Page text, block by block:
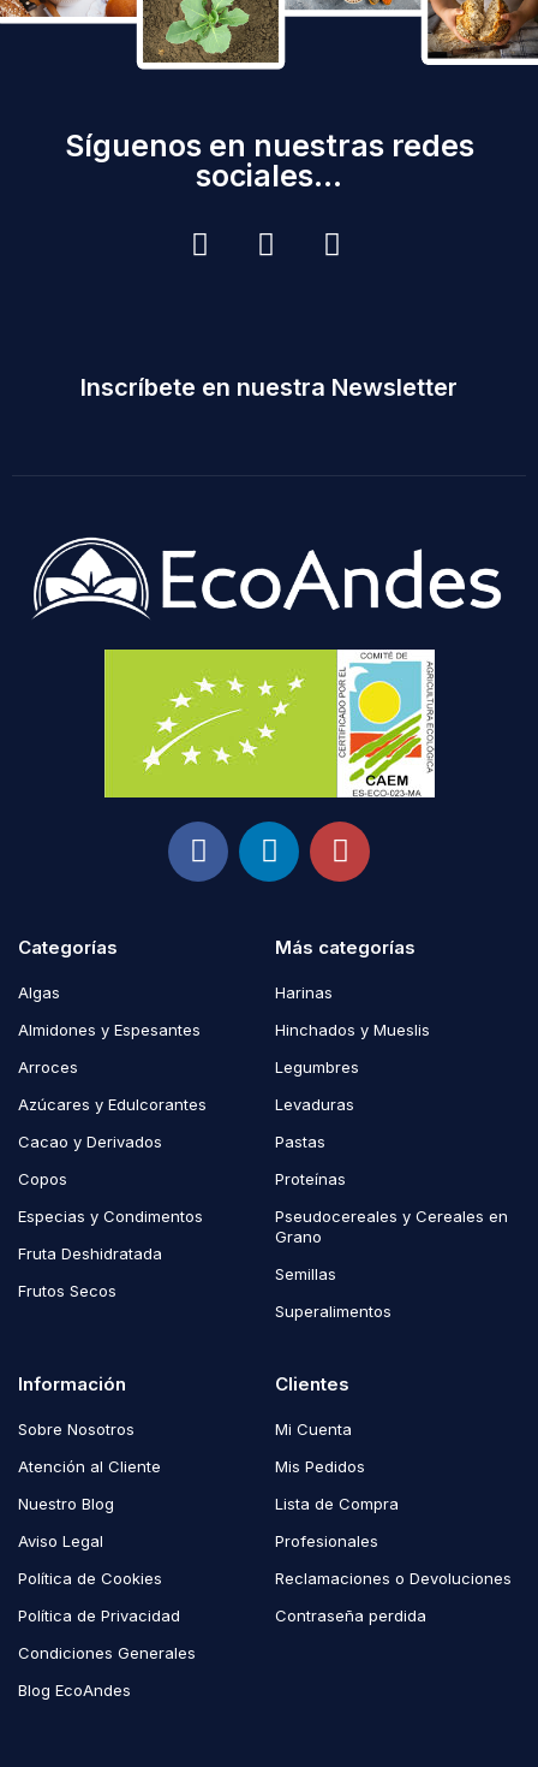
Síguenos en nuestras redes
sociales...
Inscríbete en nuestra Newsletter
Categorías
Algas
Almidones y Espesantes
Arroces
Azúcares y Edulcorantes
Cacao y Derivados
Copos
Especias y Condimentos
Fruta Deshidratada
Frutos Secos
Más categorías
Harinas
Hinchados y Mueslis
Legumbres
Levaduras
Pastas
Proteínas
Pseudocereales y Cereales en
Grano
Semillas
Superalimentos
Información
Sobre Nosotros
Atención al Cliente
Nuestro Blog
Aviso Legal
Política de Cookies
Política de Privacidad
Condiciones Generales
Blog EcoAndes
Clientes
Mi Cuenta
Mis Pedidos
Lista de Compra
Profesionales
Reclamaciones o Devoluciones
Contraseña perdida